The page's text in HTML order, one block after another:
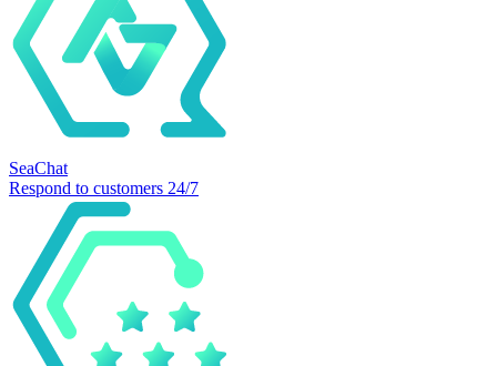
SeaChat
Respond to customers 24/7